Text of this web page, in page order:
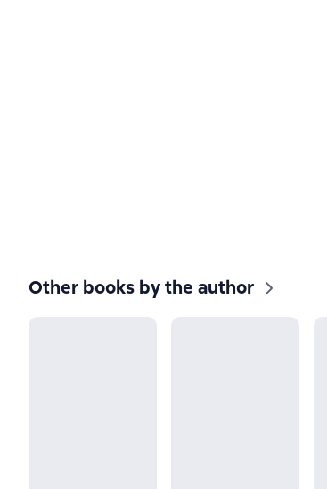
Other books by the author